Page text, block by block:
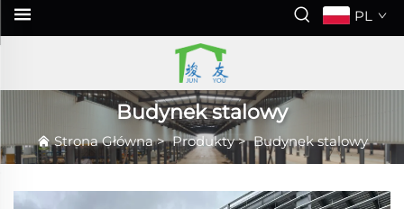
PL
Budynek stalowy
Strona Główna>Produkty>Budynek stalowy